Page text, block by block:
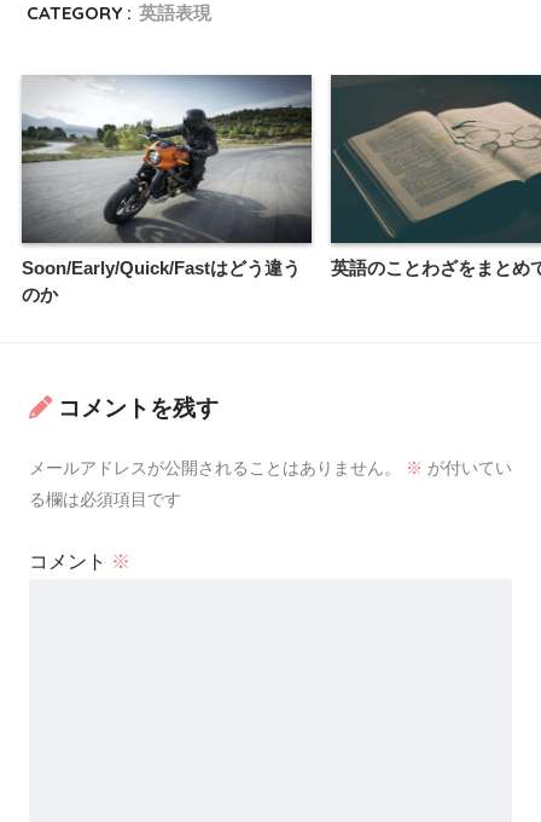
CATEGORY : 英語表現
Soon/Early/Quick/Fastはどう違う
のか
英語のことわざをまとめ
コメントを残す
メールアドレスが公開されることはありません。 ※ が付いてい
る欄は必須項目です
コメント ※